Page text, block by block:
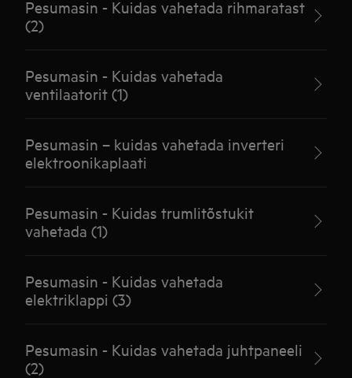
Pesumasin - Kuidas vahetada rihmaratast
(2)
Pesumasin - Kuidas vahetada
ventilaatorit (1)
Pesumasin – kuidas vahetada inverteri
elektroonikaplaati
Pesumasin - Kuidas trumlitõstukit
vahetada (1)
Pesumasin - Kuidas vahetada
elektriklappi (3)
Pesumasin - Kuidas vahetada juhtpaneeli
(2)